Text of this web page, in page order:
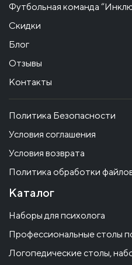
Футбольная команда
Скидки
Блог
Отзывы
Контакты
Политика Безопасности
Условия соглашения
Условия возврата
Политика обработки
Каталог
Наборы для психолога
Профессиональные столы
Логопедические столы,